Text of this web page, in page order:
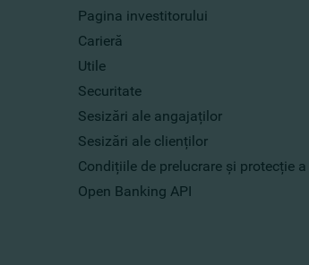
Pagina investitorului
Carieră
Utile
Securitate
Sesizări ale angajaților
Sesizări ale clienților
Condițiile de prelucrare și protecție
Open Banking API